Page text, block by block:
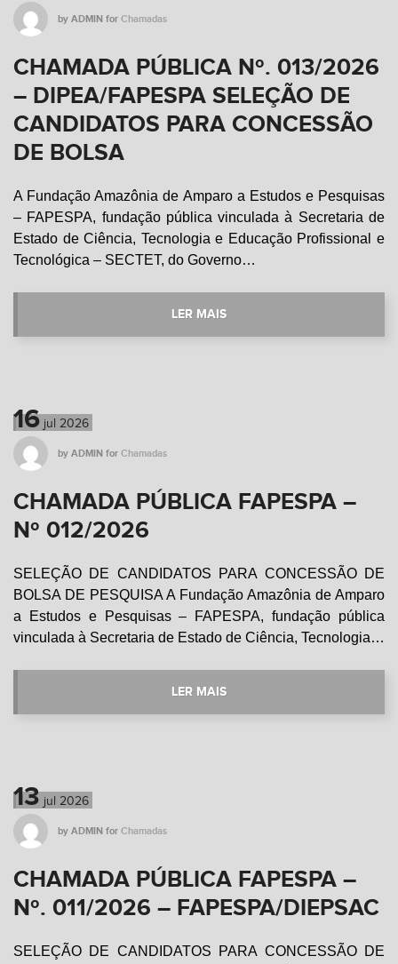
by ADMIN for Chamadas
CHAMADA PÚBLICA Nº. 013/2026
– DIPEA/FAPESPA SELEÇÃO DE
CANDIDATOS PARA CONCESSÃO
DE BOLSA
A Fundação Amazônia de Amparo a Estudos e Pesquisas
– FAPESPA, fundação pública vinculada à Secretaria de
Estado de Ciência, Tecnologia e Educação Profissional e
Tecnológica – SECTET, do Governo…
LER MAIS
16 jul 2026
by ADMIN for Chamadas
CHAMADA PÚBLICA FAPESPA –
Nº 012/2026
SELEÇÃO DE CANDIDATOS PARA CONCESSÃO DE
BOLSA DE PESQUISA A Fundação Amazônia de Amparo
a Estudos e Pesquisas – FAPESPA, fundação pública
vinculada à Secretaria de Estado de Ciência, Tecnologia…
LER MAIS
13 jul 2026
by ADMIN for Chamadas
CHAMADA PÚBLICA FAPESPA –
Nº. 011/2026 – FAPESPA/DIEPSAC
SELEÇÃO DE CANDIDATOS PARA CONCESSÃO DE